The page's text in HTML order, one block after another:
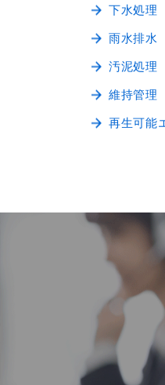
下水処理
雨水排水
汚泥処理
維持管理
再生可能